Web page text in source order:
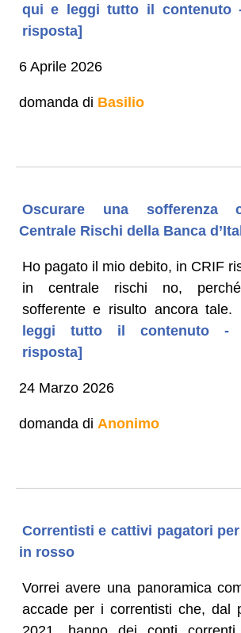
qui e leggi tutto il contenuto
risposta]
6 Aprile 2026
domanda di Basilio
Oscurare una sofferenza
Centrale Rischi della Banca
Ho pagato il mio debito, in CRIF
in centrale rischi no,
sofferente e risulto ancora tale.
leggi tutto il contenuto -
risposta]
24 Marzo 2026
domanda di Anonimo
Correntisti e cattivi pagatori
in rosso
Vorrei avere una panoramica
accade per i correntisti che, dal